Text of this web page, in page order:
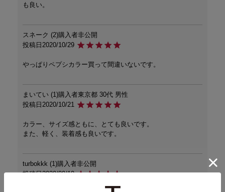
も良い。
スネーク 2 購入者非公開
投稿日 2020/10/29
やっぱりペプシカラー買って間違いないです。
まいてい 1 購入者東京都 30代 男性
投稿日 2020/10/21
カラー、サイズ感ともに、とても良いです。
また、軽く、装着感も良いです。
turbokkk 1 購入者非公開
投稿日2020/09/19